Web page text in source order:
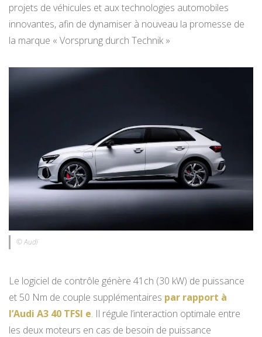
projets de véhicules et aux technologies automobiles
innovantes, afin de dynamiser à nouveau la promesse de
la marque « Vorsprung durch Technik »
© Audi
Le logiciel de contrôle génère 41ch (30 kW) de puissance
et 50 Nm de couple supplémentaires par rapport à
l’Audi A3 40 TFSI e. Il régule l’interaction optimale entre
les deux moteurs en cas de besoin de puissance